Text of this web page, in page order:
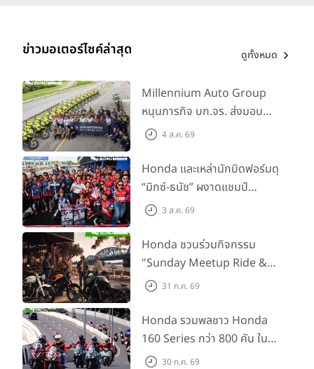
ข่าวมอเตอร์ไซค์ล่าสุด ดูทั้งหมด
Millennium Auto Group
หนุนภารกิจ บก.จร. ส่งมอบ
BMW R 1300 GS และ F 900
พร้อม ยกระดับทักษะการขับขี่
เสริมศักยภาพตำรวจจราจร
4 ส.ค. 69
Honda และเหล่านักบิดฟอร์มดุ
“มิกซ์-ธนัช” ผงาดแชมป์
SS600 2 สนามติด “ข้าวกล้อง”
สนาม 2
3 ส.ค. 69
Honda ชวนร่วมกิจกรรม
"Sunday Meetup Ride &
Soul" จิบกาแฟ พูดคุย แลก
กัน 16 ส.ค. นี้
31 ก.ค. 69
Honda รวมพลชาว Honda
160 Series กว่า 800 คัน ใน
งาน “THE ONE-SIXTI-ER ตัว
30 ก.ค. 69